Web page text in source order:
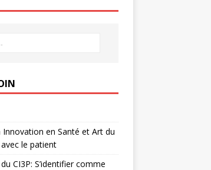
en Santé et Art du
le patient
CI3P: S’identifier comme